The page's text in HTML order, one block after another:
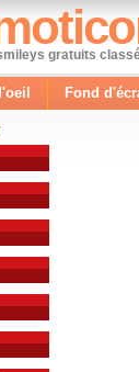
gratuits
Fond